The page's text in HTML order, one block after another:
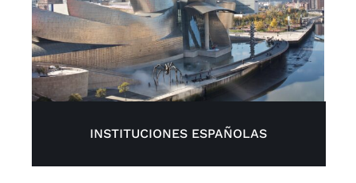
INSTITUCIONES ESPAÑOLAS